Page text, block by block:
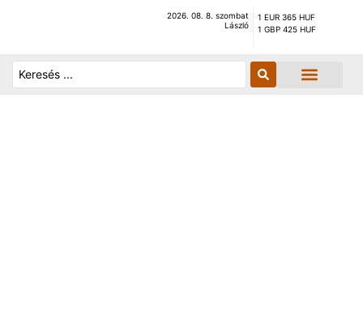
2026. 08. 8. szombat
László
1 EUR 365 HUF
1 GBP 425 HUF